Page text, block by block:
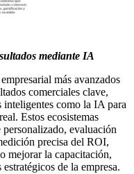
mediante IA
más avanzados
comerciales clave,
inteligentes como la IA para
Estos ecosistemas
evaluación
precisa del ROI,
mejorar la capacitación,
de la empresa.